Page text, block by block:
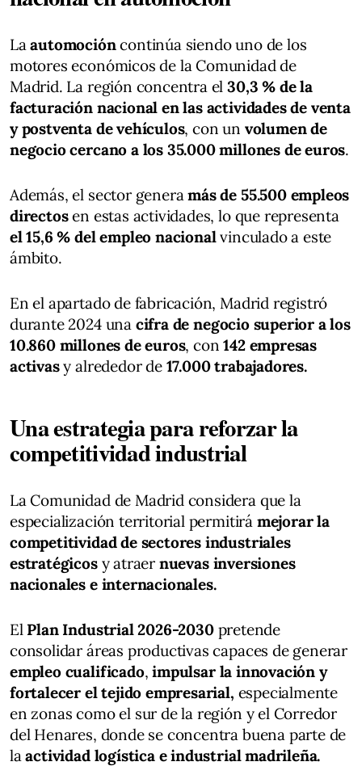
La automocióncontinúa siendo uno de los
motores económicos de la Comunidad de
Madrid. La región concentra el 30,3 % de la
facturación nacional en las actividades de venta
y postventa de vehículos, con un volumen de
negocio cercano a los 35.000 millones de euros.
Además, el sector generamás de 55.500 empleos
directosen estas actividades, lo que representa
el 15,6 % del empleo nacionalvinculado a este
ámbito.
En el apartado de fabricación, Madrid registró
durante 2024 una cifra de negocio superior a los
10.860 millones de euros, con142 empresas
activasy alrededor de 17.000 trabajadores.
Una estrategia para reforzar la
competitividad industrial
La Comunidad de Madrid considera que la
especialización territorial permitirá mejorar la
competitividad de sectores industriales
estratégicosy atraer nuevas inversiones
nacionales e internacionales.
El Plan Industrial 2026-2030 pretende
consolidar áreas productivas capaces de generar
empleo cualificado, impulsar la innovación y
fortalecer el tejido empresarial, especialmente
en zonas como el sur de la región y el Corredor
del Henares, donde se concentra buena parte de
la actividad logística e industrial madrileña.